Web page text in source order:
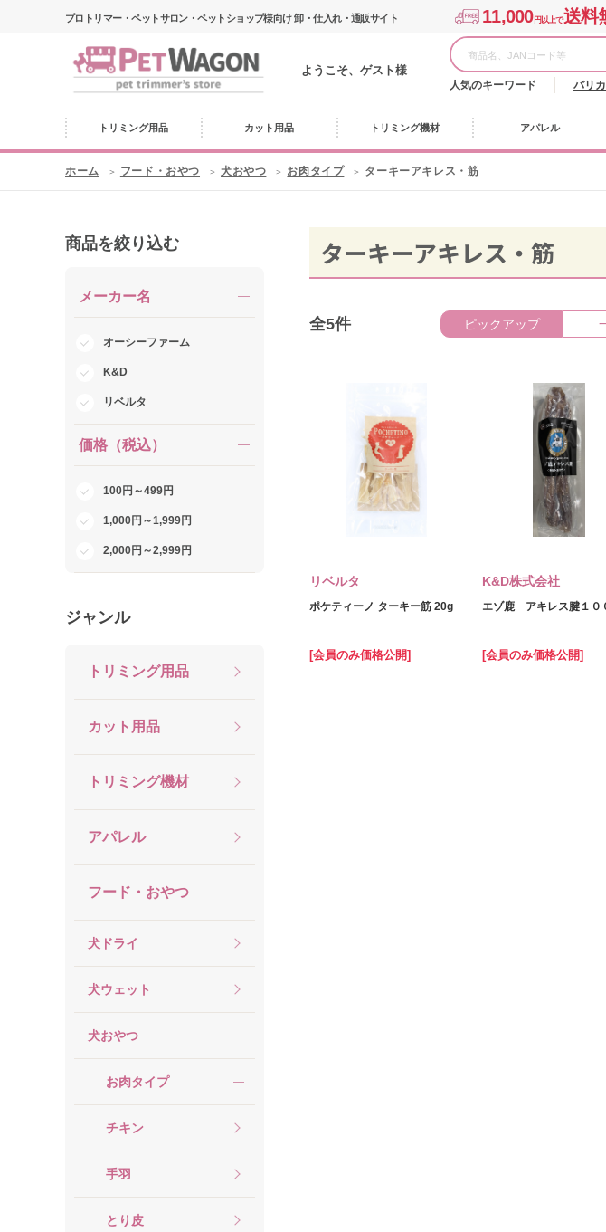
プロトリマー・ペットサロン・ペットショップ様向け 卸・仕入れ・通販サイト 11,000円以上で送料
ようこそ、ゲスト様
人気のキーワード バリ
トリミング用品 カット用品 トリミング機材 アパレル
ホーム フード・おやつ 犬おやつ お肉タイプ ターキーアキレス・筋
商品を絞り込む
メーカー名
オーシーファーム
K&D
リベルタ
価格（税込）
100円～499円
1,000円～1,999円
2,000円～2,999円
ジャンル
トリミング用品
カット用品
トリミング機材
アパレル
フード・おやつ
犬ドライ
犬ウェット
犬おやつ
お肉タイプ
チキン
手羽
とり皮
ターキーアキレス・筋
全5件 ピックアップ
リベルタ
ポケティーノ ターキー筋 20g
[会員のみ価格公開]
K&D株式会社
エゾ鹿 アキレス腱１０
[会員のみ価格公開]